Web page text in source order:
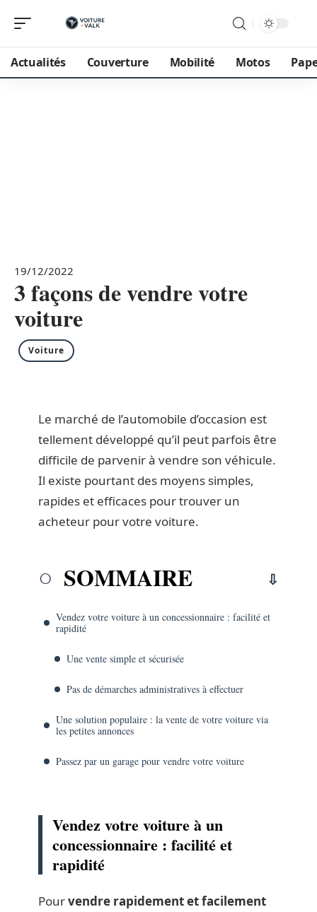
Actualités Couverture Mobilité Motos
19/12/2022
3 façons de vendre votre
voiture
Voiture
Le marché de l’automobile d’occasion est
tellement développé qu’il peut parfois être
difficile de parvenir à vendre son véhicule.
Il existe pourtant des moyens simples,
rapides et efficaces pour trouver un
acheteur pour votre voiture.
SOMMAIRE
Vendez votre voiture à un concessionnaire : facilité et
rapidité
Une vente simple et sécurisée
Pas de démarches administratives à effectuer
Une solution populaire : la vente de votre voiture via
les petites annonces
Passez par un garage pour vendre votre voiture
Vendez votre voiture à un
concessionnaire : facilité et
rapidité
Pourvendre rapidement et facilement